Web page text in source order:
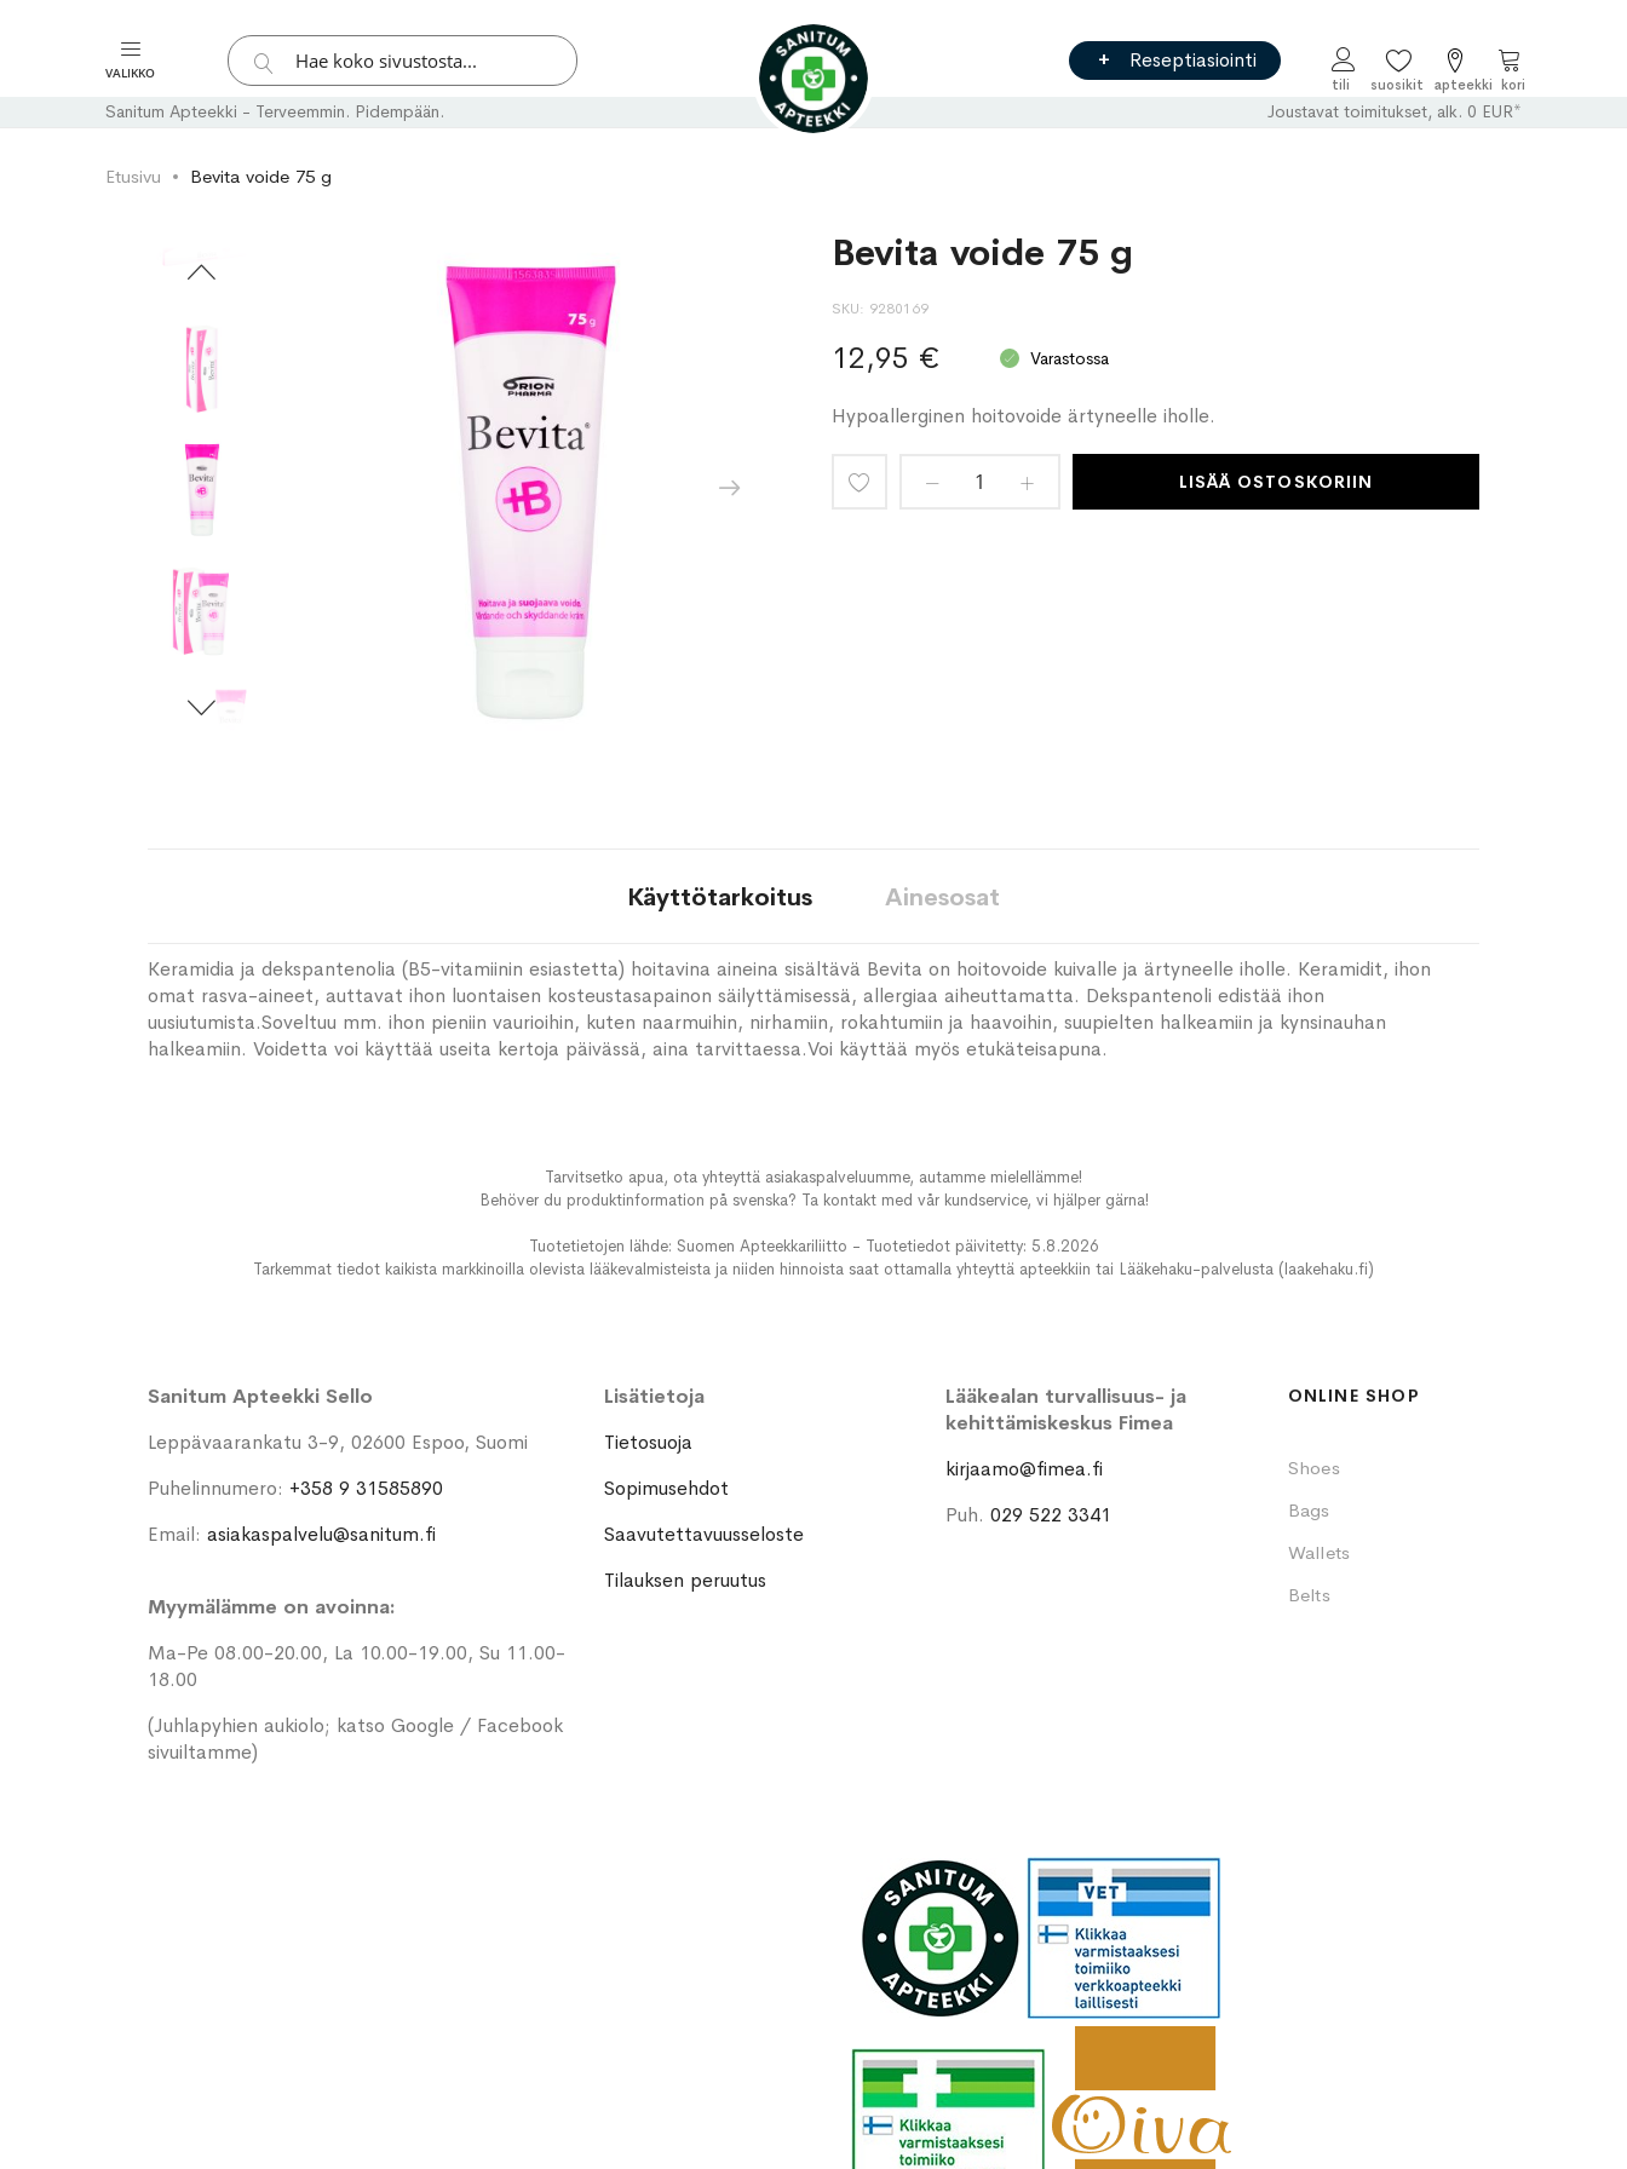
VALIKKO
Hae
Hae
Reseptiasiointi
Ostoskori
Sanitum Apteekki - Terveemmin. Pidempään. Joustavat toimitukset, alk. 0 EUR*
Etusivu Bevita voide 75 g
images
images
Bevita voide 75 g
SKU 9280169
12,95 € Varastossa
Hypoallerginen hoitovoide ärtyneelle iholle.
LISÄÄ OSTOSKORIIN
Käyttötarkoitus
Keramidia ja dekspantenolia (B5-vitamiinin esiastetta) hoitavina aineina sisältävä Bevita on hoitovoide kuivalle ja ärtyneelle iholle. Keramidit, ihon
omat rasva-aineet, auttavat ihon luontaisen kosteustasapainon säilyttämisessä, allergiaa aiheuttamatta. Dekspantenoli edistää ihon
uusiutumista.Soveltuu mm. ihon pieniin vaurioihin, kuten naarmuihin, nirhamiin, rokahtumiin ja haavoihin, suupielten halkeamiin ja kynsinauhan
halkeamiin. Voidetta voi käyttää useita kertoja päivässä, aina tarvittaessa.Voi käyttää myös etukäteisapuna.
Ainesosat
Tarvitsetko apua, ota yhteyttä asiakaspalveluumme, autamme mielellämme!
Behöver du produktinformation på svenska? Ta kontakt med vår kundservice, vi hjälper gärna!
Tuotetietojen lähde: Suomen Apteekkariliitto - Tuotetiedot päivitetty: 5.8.2026
Tarkemmat tiedot kaikista markkinoilla olevista lääkevalmisteista ja niiden hinnoista saat ottamalla yhteyttä apteekkiin tai Lääkehaku-palvelusta (laakehaku.fi)
Sanitum Apteekki Sello
Leppävaarankatu 3-9, 02600 Espoo, Suomi
Puhelinnumero: +358 9 31585890
Email: asiakaspalvelu@sanitum.fi
Myymälämme on avoinna:
Ma-Pe 08.00-20.00, La 10.00-19.00, Su 11.00-
18.00
(Juhlapyhien aukiolo; katso Google / Facebook
sivuiltamme)
Lisätietoja
Tietosuoja
Sopimusehdot
Saavutettavuusseloste
Tilauksen peruutus
Lääkealan turvallisuus- ja
kehittämiskeskus Fimea
kirjaamo@fimea.fi
Puh.029 522 3341
ONLINE SHOP
Shoes
Bags
Wallets
Belts